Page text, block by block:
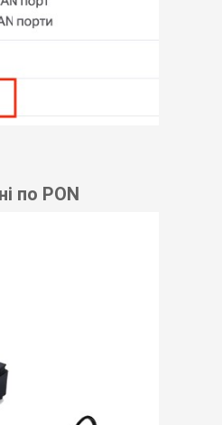
по PON